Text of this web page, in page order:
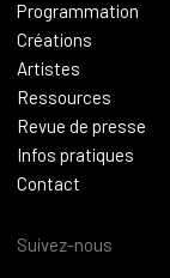
Programmation
Créations
Artistes
Ressources
Revue de presse
Infos pratiques
Contact
Suivez-nous